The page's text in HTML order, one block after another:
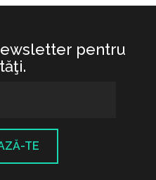
pentru
TE